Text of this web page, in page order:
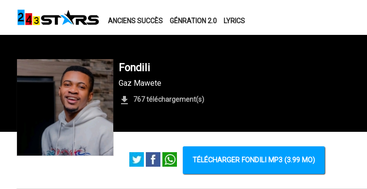
ANCIENS SUCCÈS GÉNRATION 2.0 LYRICS
Fondili
Gaz Mawete
767 téléchargement(s)
TÉLÉCHARGER FONDILI MP3 (3.99 MO)